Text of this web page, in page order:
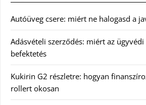
Autóüveg csere: miért ne halogasd a
Adásvételi szerződés: miért az
befektetés
Kukirin G2 részletre: hogyan
rollert okosan